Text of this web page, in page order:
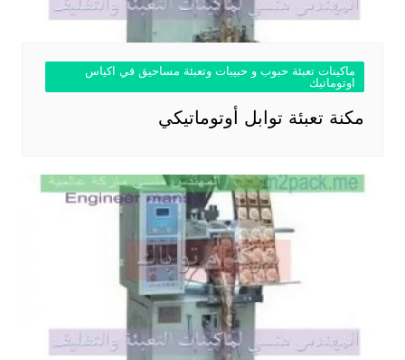
ماكينات تعبئة حبوب و حبيبات وتعبئة مساحيق في اكياس
اوتوماتيك
مكنة تعبئة توابل أوتوماتيكي